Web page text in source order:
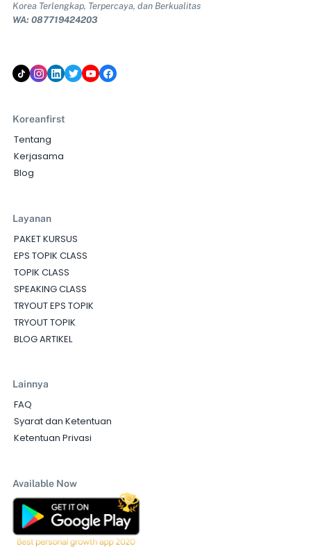
Korea Terlengkap, Terpercaya, dan Berkualitas
WA: 087719424203
Koreanfirst
Tentang
Kerjasama
Blog
Layanan
PAKET KURSUS
EPS TOPIK CLASS
TOPIK CLASS
SPEAKING CLASS
TRYOUT EPS TOPIK
TRYOUT TOPIK
BLOG ARTIKEL
Lainnya
FAQ
Syarat dan Ketentuan
Ketentuan Privasi
Available Now